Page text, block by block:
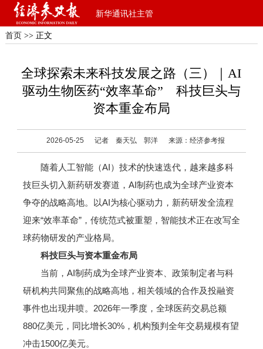
新华通讯社主管
首页 >> 正文
全球探索未来科技发展之路（三）｜AI
驱动生物医药“效率革命” 科技巨头与
资本重金布局
2026-05-25 记者 秦天弘 郭洋 来源：经济参考报
随着人工智能（AI）技术的快速迭代，越来越多科
技巨头切入新药研发赛道，AI制药也成为全球产业资本
争夺的战略高地。以AI为核心驱动力，新药研发全流程
迎来“效率革命”，传统范式被重塑，智能技术正在改写全
球药物研发的产业格局。
科技巨头与资本重金布局
当前，AI制药成为全球产业资本、政策制定者与科
研机构共同聚焦的战略高地，相关领域的合作及投融资
事件也出现井喷。2026年一季度，全球医药交易总额
880亿美元，同比增长30%，机构预判全年交易规模有望
冲击1500亿美元。